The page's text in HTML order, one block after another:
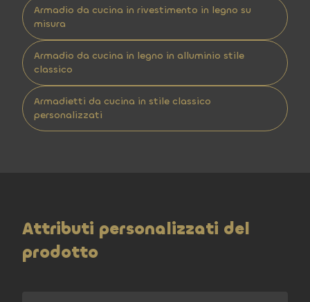
Armadio da cucina in rivestimento in legno su
misura
Armadio da cucina in legno in alluminio stile
classico
Armadietti da cucina in stile classico
personalizzati
Attributi personalizzati del
prodotto